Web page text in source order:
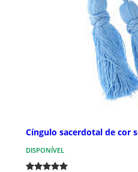
Cíngulo sacerdotal de cor
DISPONÍVEL